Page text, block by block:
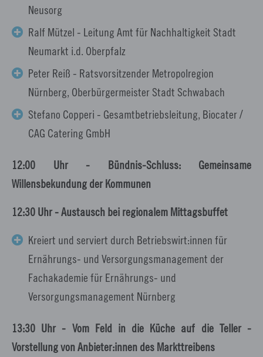
Neusorg
Ralf Mützel - Leitung Amt für Nachhaltigkeit Stadt
Neumarkt i.d. Oberpfalz
Peter Reiß - Ratsvorsitzender Metropolregion
Nürnberg, Oberbürgermeister Stadt Schwabach
Stefano Copperi - Gesamtbetriebsleitung, Biocater /
CAG Catering GmbH
12:00 Uhr - Bündnis-Schluss: Gemeinsame
Willensbekundung der Kommunen
12:30 Uhr - Austausch bei regionalem Mittagsbuffet
Kreiert und serviert durch Betriebswirt:innen für
Ernährungs- und Versorgungsmanagement der
Fachakademie für Ernährungs- und
Versorgungsmanagement Nürnberg
13:30 Uhr - Vom Feld in die Küche auf die Teller -
Vorstellung von Anbieter:innen des Markttreibens